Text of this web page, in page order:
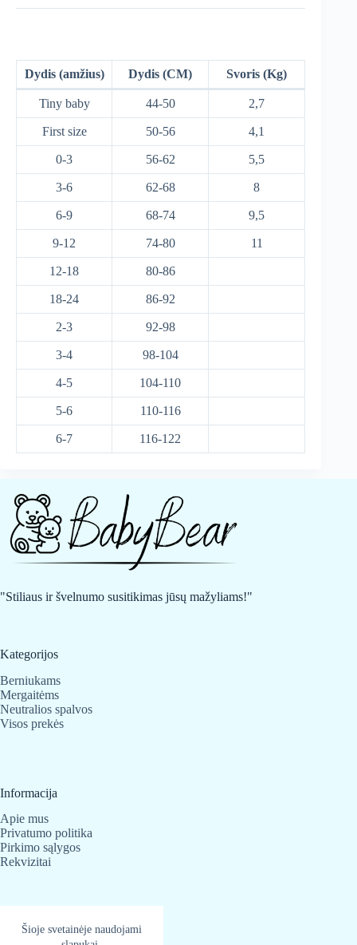
Šioje svetainėje naudojami
Dydis (amžius) Dydis (CM) Svoris (Kg)
Tiny baby 44-50 2,7
First size 50-56 4,1
0-3 56-62 5,5
3-6 62-68 8
6-9 68-74 9,5
9-12 74-80 11
12-18 80-86
18-24 86-92
2-3 92-98
3-4 98-104
4-5 104-110
5-6 110-116
6-7 116-122
"Stiliaus ir švelnumo susitikimas jūsų mažyliams!"
Kategorijos
Berniukams
Mergaitėms
Neutralios spalvos
Visos prekės
Informacija
Apie mus
Privatumo politika
Pirkimo sąlygos
Rekvizitai
Kontaktai